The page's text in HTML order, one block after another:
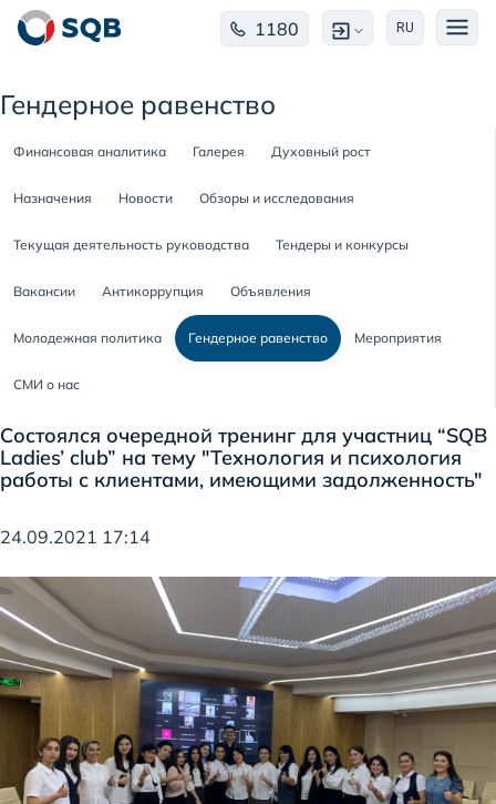
1180 RU
Гендерное равенство
Финансовая аналитика Галерея Духовный рост
Назначения Новости Обзоры и исследования
Текущая деятельность руководства Тендеры и конкурсы
Вакансии Антикоррупция Объявления
Молодежная политика Гендерное равенство Мероприятия
СМИ о нас
Состоялся очередной тренинг для участниц “SQB
Ladies’ club” на тему "Технология и психология
работы с клиентами, имеющими задолженность"
24.09.2021 17:14